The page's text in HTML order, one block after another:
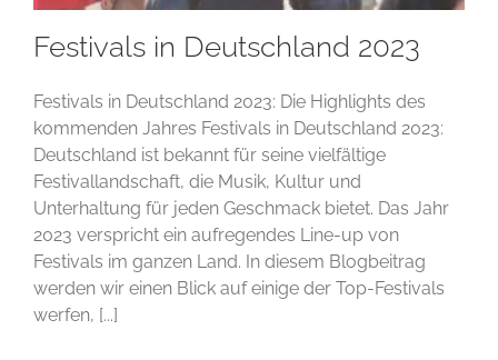
Festivals in Deutschland 2023
Festivals in Deutschland 2023: Die Highlights des
kommenden Jahres Festivals in Deutschland 2023:
Deutschland ist bekannt für seine vielfältige
Festivallandschaft, die Musik, Kultur und
Unterhaltung für jeden Geschmack bietet. Das Jahr
2023 verspricht ein aufregendes Line-up von
Festivals im ganzen Land. In diesem Blogbeitrag
werden wir einen Blick auf einige der Top-Festivals
werfen, [...]